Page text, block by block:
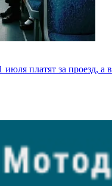
платят за проезд, а